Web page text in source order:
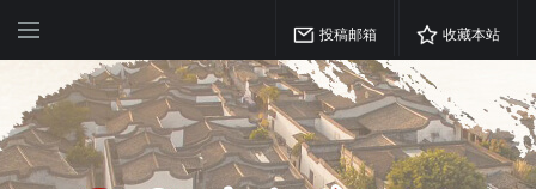
投稿邮箱 收藏本站